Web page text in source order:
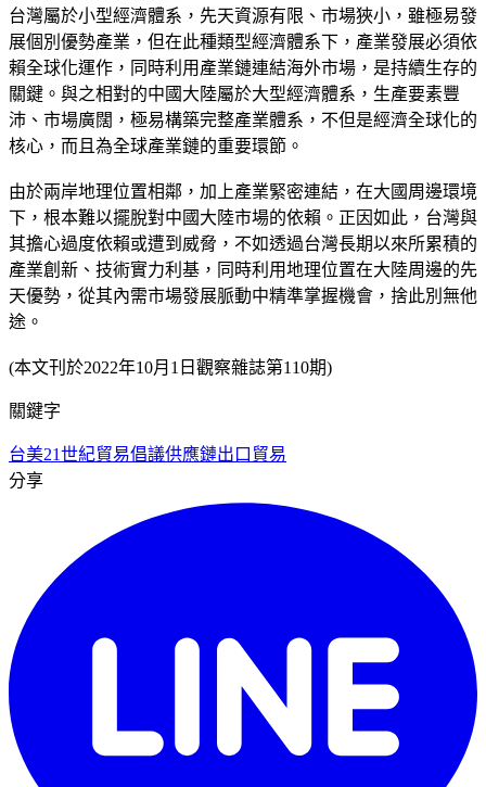
台灣屬於小型經濟體系，先天資源有限、市場狹小，雖極易發
展個別優勢產業，但在此種類型經濟體系下，產業發展必須依
賴全球化運作，同時利用產業鏈連結海外市場，是持續生存的
關鍵。與之相對的中國大陸屬於大型經濟體系，生產要素豐
沛、市場廣闊，極易構築完整產業體系，不但是經濟全球化的
核心，而且為全球產業鏈的重要環節。
由於兩岸地理位置相鄰，加上產業緊密連結，在大國周邊環境
下，根本難以擺脫對中國大陸市場的依賴。正因如此，台灣與
其擔心過度依賴或遭到威脅，不如透過台灣長期以來所累積的
產業創新、技術實力利基，同時利用地理位置在大陸周邊的先
天優勢，從其內需市場發展脈動中精準掌握機會，捨此別無他
途。
(本文刊於2022年10月1日觀察雜誌第110期)
關鍵字
台美21世紀貿易倡議供應鏈出口貿易
分享